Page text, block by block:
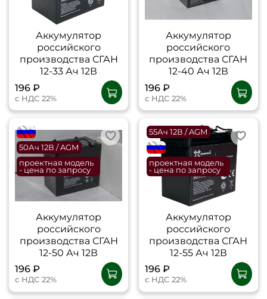
Аккумулятор
российского
производства СГАН
12-33 Ач 12В
196 ₽
с НДС 22%
Аккумулятор
российского
производства СГАН
12-40 Ач 12В
196 ₽
с НДС 22%
flagRU
50Ач 12В / AGM
проектная модель
- цена по запросу
Аккумулятор
российского
производства СГАН
12-50 Ач 12В
196 ₽
с НДС 22%
55Ач 12В / AGM
flagRU
проектная модель
- цена по запросу
Аккумулятор
российского
производства СГАН
12-55 Ач 12В
196 ₽
с НДС 22%